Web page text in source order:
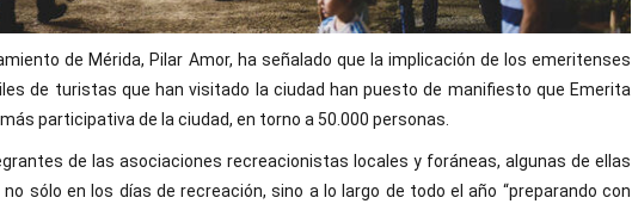
de Mérida, Pilar Amor, ha señalado que la implicación de los emeritenses
de turistas que han visitado la ciudad han puesto de manifiesto que Emerita
participativa de la ciudad, en torno a 50.000 personas.
de las asociaciones recreacionistas locales y foráneas, algunas de ellas
sólo en los días de recreación, sino a lo largo de todo el año “preparando con